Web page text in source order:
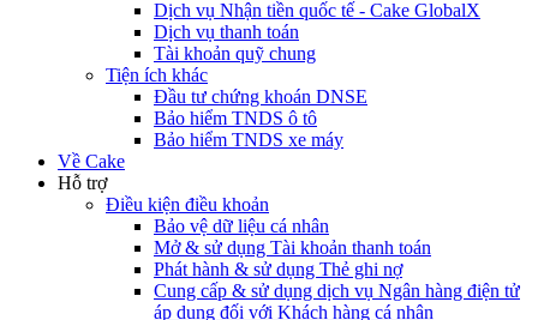
Dịch vụ Nhận tiền quốc tế - Cake GlobalX
Dịch vụ thanh toán
Tài khoản quỹ chung
Tiện ích khác
Đầu tư chứng khoán DNSE
Bảo hiểm TNDS ô tô
Bảo hiểm TNDS xe máy
Về Cake
Hỗ trợ
Điều kiện điều khoản
Bảo vệ dữ liệu cá nhân
Mở & sử dụng Tài khoản thanh toán
Phát hành & sử dụng Thẻ ghi nợ
Cung cấp & sử dụng dịch vụ Ngân hàng điện tử
áp dụng đối với Khách hàng cá nhân